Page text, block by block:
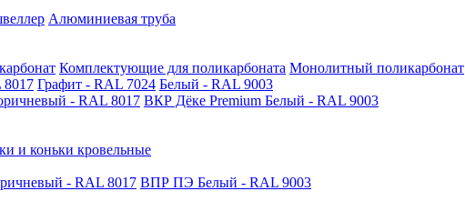
Алюминиевая труба
Комплектующие для поликарбоната Монолитный поликарбонат
Графит - RAL 7024 Белый - RAL 9003
- RAL 8017 ВКР Дёке Premium Белый - RAL 9003
и коньки кровельные
- RAL 8017 ВПР ПЭ Белый - RAL 9003